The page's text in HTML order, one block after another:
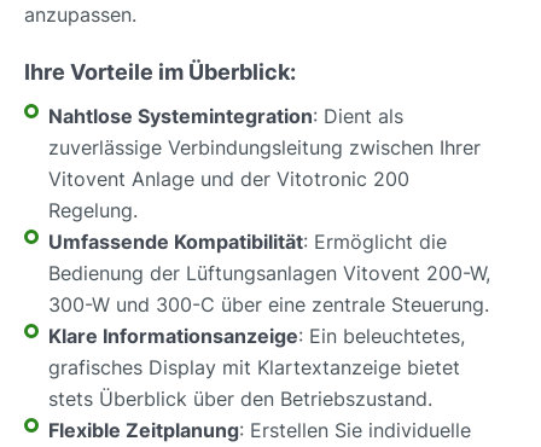
anzupassen.
Ihre Vorteile im Überblick:
Nahtlose Systemintegration: Dient als
zuverlässige Verbindungsleitung zwischen Ihrer
Vitovent Anlage und der Vitotronic 200
Regelung.
Umfassende Kompatibilität: Ermöglicht die
Bedienung der Lüftungsanlagen Vitovent 200-W,
300-W und 300-C über eine zentrale Steuerung.
Klare Informationsanzeige: Ein beleuchtetes,
grafisches Display mit Klartextanzeige bietet
stets Überblick über den Betriebszustand.
Flexible Zeitplanung: Erstellen Sie individuelle